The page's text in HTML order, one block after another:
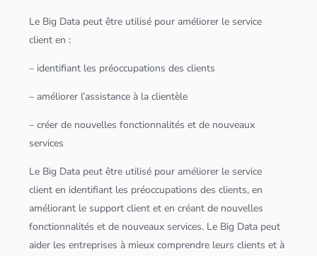
Le Big Data peut être utilisé pour améliorer le service
client en :
– identifiant les préoccupations des clients
– améliorer l’assistance à la clientèle
– créer de nouvelles fonctionnalités et de nouveaux
services
Le Big Data peut être utilisé pour améliorer le service
client en identifiant les préoccupations des clients, en
améliorant le support client et en créant de nouvelles
fonctionnalités et de nouveaux services. Le Big Data peut
aider les entreprises à mieux comprendre leurs clients et à